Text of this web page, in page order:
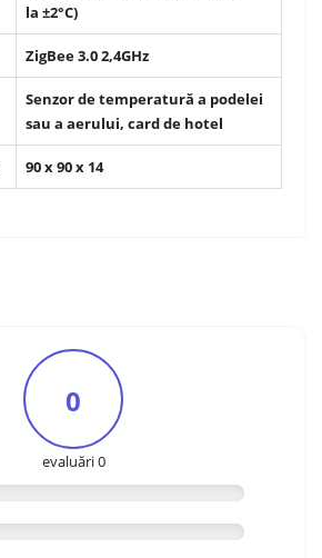
la ±2°C)
ZigBee 3.0 2,4GHz
Senzor de temperatură a podelei
sau a aerului, card de hotel
90 x 90 x 14
0
evaluări 0